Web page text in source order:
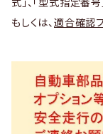
もしくは、 適合確認